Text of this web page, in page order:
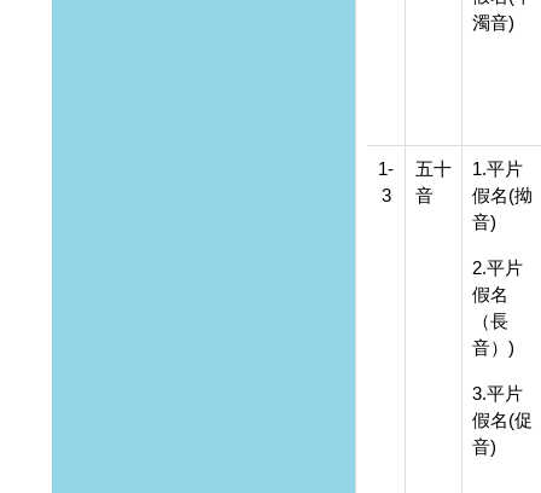
濁音)
1-
3
五十
音
1.平片
假名(拗
音)
2.平片
假名
（長
音）)
3.平片
假名(促
音)